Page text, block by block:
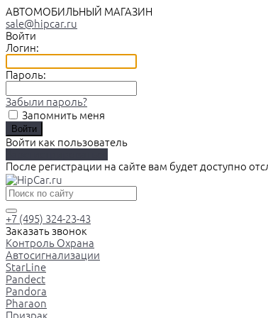
АВТОМОБИЛЬНЫЙ МАГАЗИН
sale@hipcar.ru
Войти
Логин:
Пароль:
Забыли пароль?
Запомнить меня
Войти как пользователь
После регистрации на сайте вам будет доступно
+7 (495) 324-23-43
Заказать звонок
Контроль Охрана
Автосигнализации
StarLine
Pandect
Pandora
Pharaon
Призрак